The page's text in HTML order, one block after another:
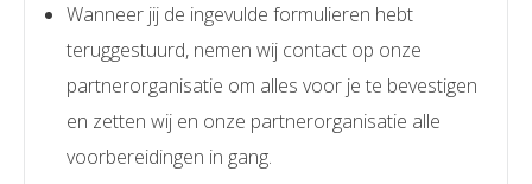
Wanneer jij de ingevulde formulieren hebt
teruggestuurd, nemen wij contact op onze
partnerorganisatie om alles voor je te bevestigen
en zetten wij en onze partnerorganisatie alle
voorbereidingen in gang.